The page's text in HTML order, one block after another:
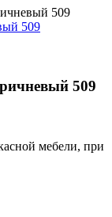
509
509
мебели, при